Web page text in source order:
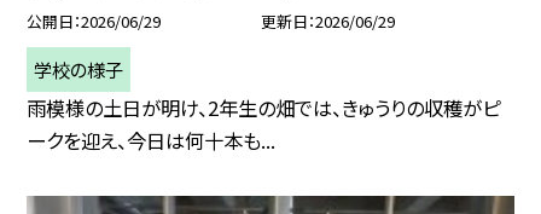
公開日 2026/06/29 更新日 2026/06/29
学校の様子
雨模様の土日が明け、2年生の畑では、きゅうりの収穫がピ
ークを迎え、今日は何十本も...